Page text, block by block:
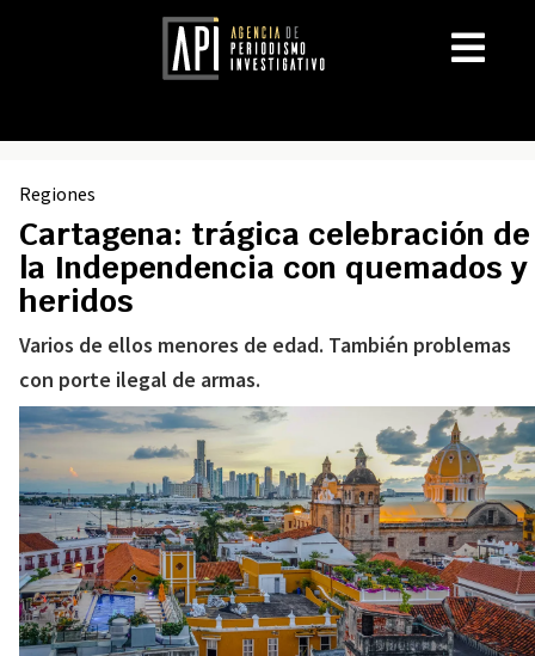
Regiones
Cartagena: trágica celebración de
la Independencia con quemados y
heridos
Varios de ellos menores de edad. También problemas
con porte ilegal de armas.